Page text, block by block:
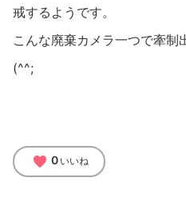
戒するようです。
こんな廃棄カメラ一つで牽制
(^^;
favorite 0 いいね